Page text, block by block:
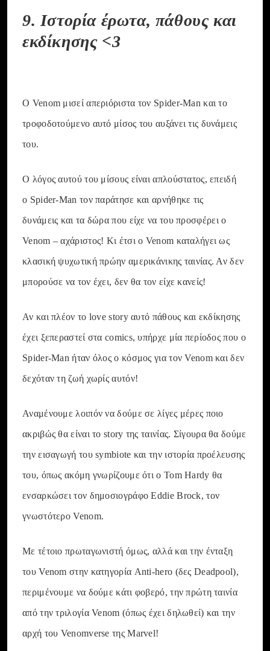
9. Ιστορία έρωτα, πάθους και
εκδίκησης <3
Ο Venom μισεί απεριόριστα τον Spider-Man και το
τροφοδοτούμενο αυτό μίσος του αυξάνει τις δυνάμεις
του.
Ο λόγος αυτού του μίσους είναι απλούστατος, επειδή
ο Spider-Man τον παράτησε και αρνήθηκε τις
δυνάμεις και τα δώρα που είχε να του προσφέρει ο
Venom – αχάριστος! Κι έτσι ο Venom καταλήγει ως
κλασική ψυχωτική πρώην αμερικάνικης ταινίας. Αν δεν
μπορούσε να τον έχει, δεν θα τον είχε κανείς!
Αν και πλέον το love story αυτό πάθους και εκδίκησης
έχει ξεπεραστεί στα comics, υπήρχε μία περίοδος που ο
Spider-Man ήταν όλος ο κόσμος για τον Venom και δεν
δεχόταν τη ζωή χωρίς αυτόν!
Αναμένουμε λοιπόν να δούμε σε λίγες μέρες ποιο
ακριβώς θα είναι το story της ταινίας. Σίγουρα θα δούμε
την εισαγωγή του symbiote και την ιστορία προέλευσης
του, όπως ακόμη γνωρίζουμε ότι ο Tom Hardy θα
ενσαρκώσει τον δημοσιογράφο Eddie Brock, τον
γνωστότερο Venom.
Με τέτοιο πρωταγωνιστή όμως, αλλά και την ένταξη
του Venom στην κατηγορία Anti-hero (δες Deadpool),
περιμένουμε να δούμε κάτι φοβερό, την πρώτη ταινία
από την τριλογία Venom (όπως έχει δηλωθεί) και την
αρχή του Venomverse της Marvel!